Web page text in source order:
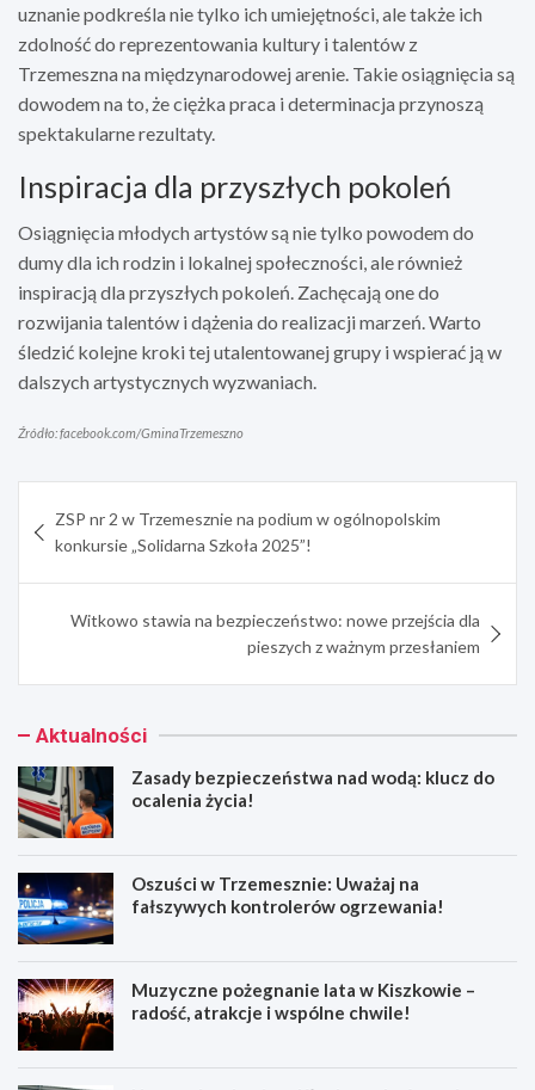
uznanie podkreśla nie tylko ich umiejętności, ale także ich
zdolność do reprezentowania kultury i talentów z
Trzemeszna na międzynarodowej arenie. Takie osiągnięcia są
dowodem na to, że ciężka praca i determinacja przynoszą
spektakularne rezultaty.
Inspiracja dla przyszłych pokoleń
Osiągnięcia młodych artystów są nie tylko powodem do
dumy dla ich rodzin i lokalnej społeczności, ale również
inspiracją dla przyszłych pokoleń. Zachęcają one do
rozwijania talentów i dążenia do realizacji marzeń. Warto
śledzić kolejne kroki tej utalentowanej grupy i wspierać ją w
dalszych artystycznych wyzwaniach.
Źródło: facebook.com/GminaTrzemeszno
wpisu
ZSP nr 2 w Trzemesznie na podium w ogólnopolskim
konkursie „Solidarna Szkoła 2025”!
Witkowo stawia na bezpieczeństwo: nowe przejścia dla
pieszych z ważnym przesłaniem
Aktualności
Zasady bezpieczeństwa nad wodą: klucz do
ocalenia życia!
Oszuści w Trzemesznie: Uważaj na
fałszywych kontrolerów ogrzewania!
Muzyczne pożegnanie lata w Kiszkowie –
radość, atrakcje i wspólne chwile!